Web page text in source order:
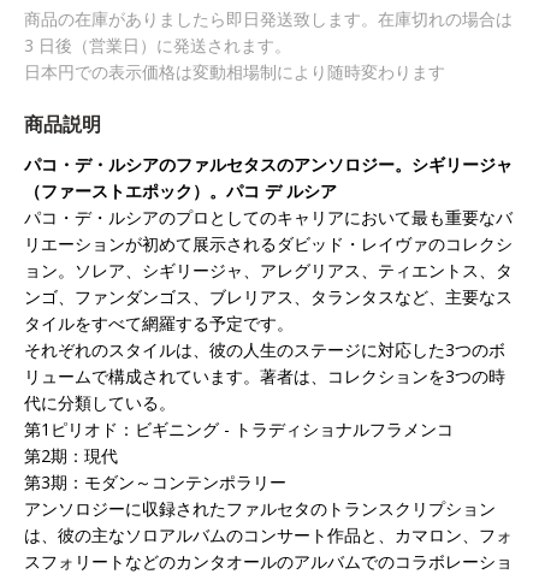
商品の在庫がありましたら即日発送致します。在庫切れの場合は
3 日後（営業日）に発送されます。
日本円での表示価格は変動相場制により随時変わります
商品説明
パコ・デ・ルシアのファルセタスのアンソロジー。シギリージャ
（ファーストエポック）。パコ デ ルシア
パコ・デ・ルシアのプロとしてのキャリアにおいて最も重要なバ
リエーションが初めて展示されるダビッド・レイヴァのコレクシ
ョン。ソレア、シギリージャ、アレグリアス、ティエントス、タ
ンゴ、ファンダンゴス、ブレリアス、タランタスなど、主要なス
タイルをすべて網羅する予定です。
それぞれのスタイルは、彼の人生のステージに対応した3つのボ
リュームで構成されています。著者は、コレクションを3つの時
代に分類している。
第1ピリオド：ビギニング - トラディショナルフラメンコ
第2期：現代
第3期：モダン～コンテンポラリー
アンソロジーに収録されたファルセタのトランスクリプション
は、彼の主なソロアルバムのコンサート作品と、カマロン、フォ
スフォリートなどのカンタオールのアルバムでのコラボレーショ